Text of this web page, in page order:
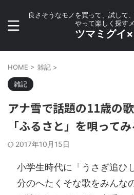
良さそうなモノを買って、試して
やって楽しく探す
ツマミグイ
HOME > 雑記 >
雑記
アナ雪で話題の11歳の
「ふるさと」を唄って
2017年10月15日
小学生時代に「うさぎ追ひ
分のへたくそな歌をみんな